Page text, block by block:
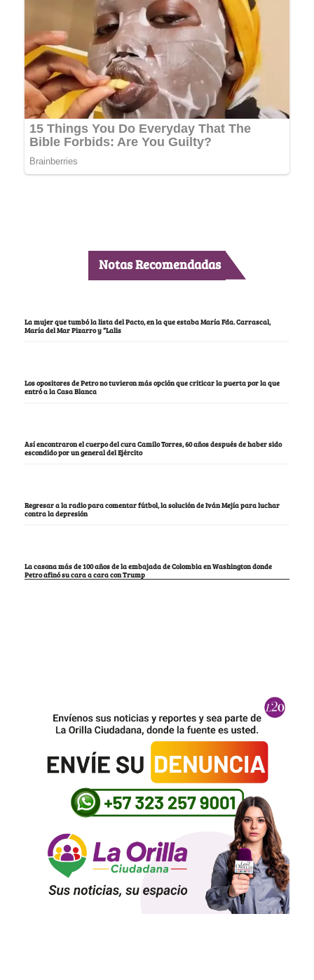
Notas Recomendadas
La mujer que tumbó la lista del Pacto, en la que estaba María Fda. Carrascal,
María del Mar Pizarro y “Lalis
Los opositores de Petro no tuvieron más opción que criticar la puerta por la que
entró a la Casa Blanca
Así encontraron el cuerpo del cura Camilo Torres, 60 años después de haber sido
escondido por un general del Ejército
Regresar a la radio para comentar fútbol, la solución de Iván Mejía para luchar
contra la depresión
La casona más de 100 años de la embajada de Colombia en Washington donde
Petro afinó su cara a cara con Trump